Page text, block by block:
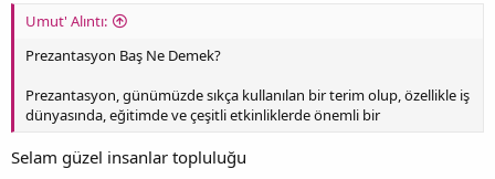
Umut' Alıntı:
Prezantasyon Baş Ne Demek?
Prezantasyon, günümüzde sıkça kullanılan bir terim olup, özellikle iş
dünyasında, eğitimde ve çeşitli etkinliklerde önemli bir
Selam güzel insanlar topluluğu